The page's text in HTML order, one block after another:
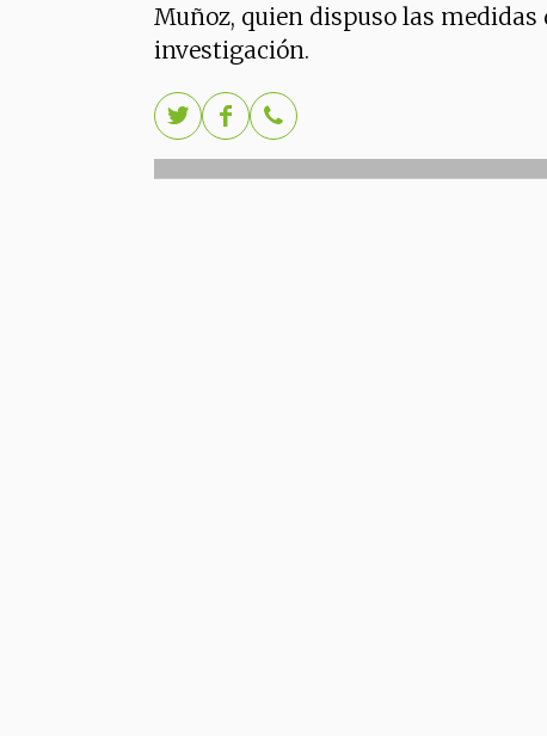
Muñoz, quien dispuso las
investigación.